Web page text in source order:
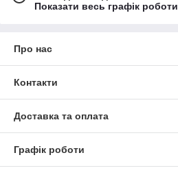
Показати весь графік роботи
Про нас
Контакти
Доставка та оплата
Графік роботи